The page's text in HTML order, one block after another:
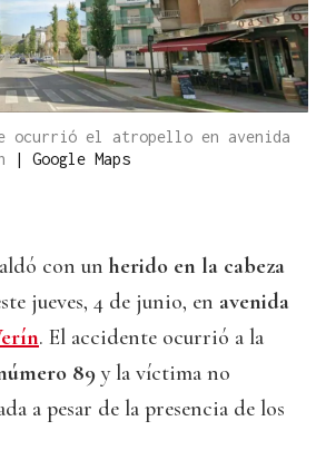
ocurrió el atropello en avenida
| Google Maps
con un herido en la cabeza
jueves, 4 de junio, en avenida
. El accidente ocurrió a la
89 y la víctima no
a pesar de la presencia de los